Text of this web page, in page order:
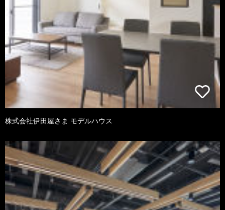
株式会社伊田屋さま モデルハウス